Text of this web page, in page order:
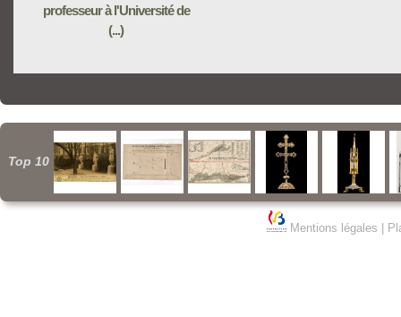
professeur à l'Université de
(...)
Top 10
Mentions légales